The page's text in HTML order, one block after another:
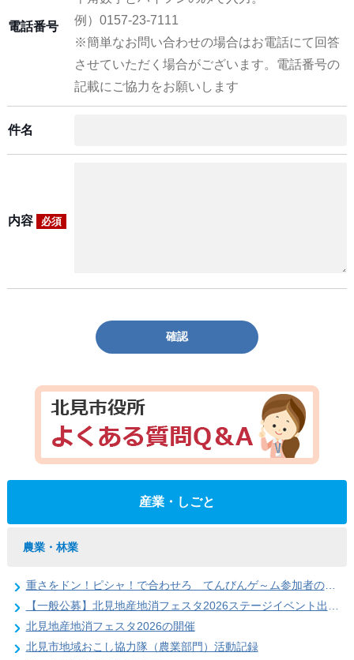
電話番号
例）0157-23-7111
※簡単なお問い合わせの場合はお電話にて回答
させていただく場合がございます。電話番号の
記載にご協力をお願いします
件名
内容 必須
確認
産業・しごと
農業・林業
重さをドン！ピシャ！で合わせろ てんびんゲ～ム参加者の募集（北見地産地消フェスタ2026）
【一般公募】北見地産地消フェスタ2026ステージイベント出演者の募集
北見地産地消フェスタ2026の開催
北見市地域おこし協力隊（農業部門）活動記録